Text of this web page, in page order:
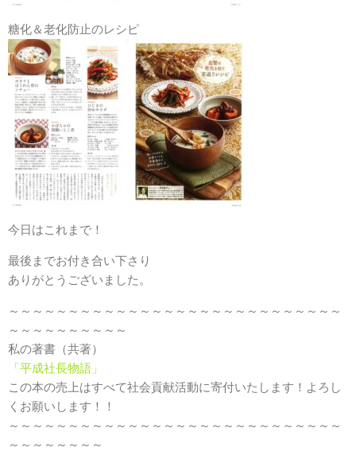
糖化＆老化防止のレシピ
今日はこれまで！
最後までお付き合い下さり
ありがとうございました。
～～～～～～～～～～～～～～～～～～～～～～～～～～～～
～～～～～～～～～～
私の著書（共著）
「平成社長物語」
この本の売上はすべて社会貢献活動に寄付いたします！よろし
くお願いします！！
～～～～～～～～～～～～～～～～～～～～～～～～～～～～
～～～～～～～～